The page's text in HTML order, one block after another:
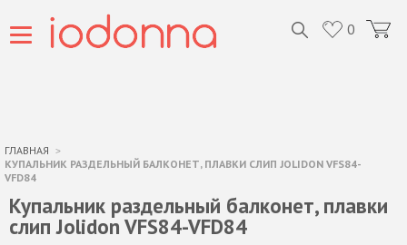
0
ГЛАВНАЯ
КУПАЛЬНИК РАЗДЕЛЬНЫЙ БАЛКОНЕТ, ПЛАВКИ СЛИП JOLIDON VFS84-
VFD84
Купальник раздельный балконет, плавки
слип Jolidon VFS84-VFD84